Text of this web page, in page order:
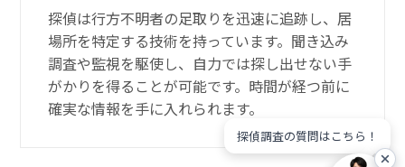
探偵は行方不明者の足取りを迅速に追跡し、居
場所を特定する技術を持っています。聞き込み
調査や監視を駆使し、自力では探し出せない手
がかりを得ることが可能です。時間が経つ前に
確実な情報を手に入れられます。
探偵調査の質問はこちら！